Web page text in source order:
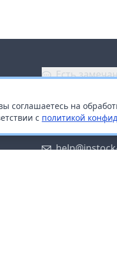
соглашаетесь на
с политикой
Есть
Заказать